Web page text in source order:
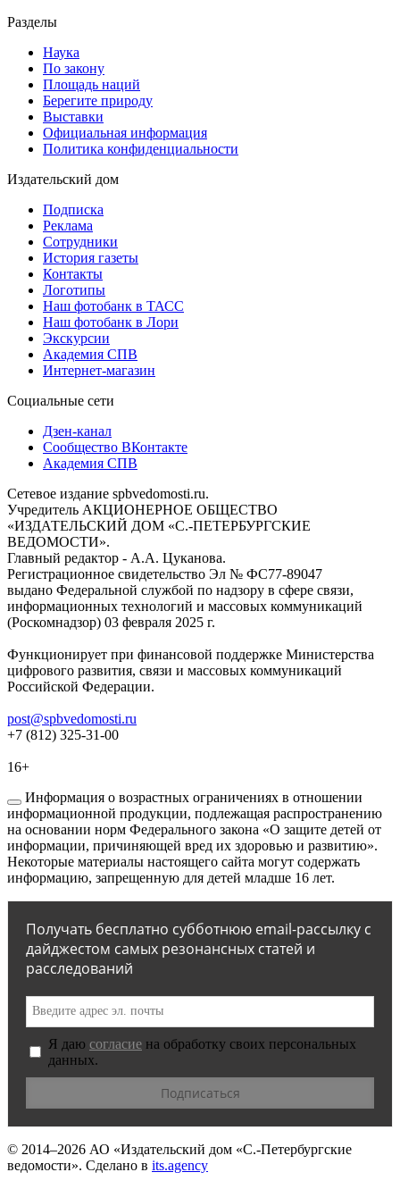
Разделы
Наука
По закону
Площадь наций
Берегите природу
Выставки
Официальная информация
Политика конфиденциальности
Издательский дом
Подписка
Реклама
Сотрудники
История газеты
Контакты
Логотипы
Наш фотобанк в ТАСС
Наш фотобанк в Лори
Экскурсии
Академия СПВ
Интернет-магазин
Социальные сети
Дзен-канал
Сообщество ВКонтакте
Академия СПВ
Сетевое издание spbvedomosti.ru.
Учредитель АКЦИОНЕРНОЕ ОБЩЕСТВО
«ИЗДАТЕЛЬСКИЙ ДОМ «С.-ПЕТЕРБУРГСКИЕ
ВЕДОМОСТИ».
Главный редактор - А.А. Цуканова.
Регистрационное свидетельство Эл № ФС77-89047
выдано Федеральной службой по надзору в сфере связи,
информационных технологий и массовых коммуникаций
(Роскомнадзор) 03 февраля 2025 г.
Функционирует при финансовой поддержке Министерства
цифрового развития, связи и массовых коммуникаций
Российской Федерации.
post@spbvedomosti.ru
+7 (812) 325-31-00
16+
Информация о возрастных ограничениях в отношении
информационной продукции, подлежащая распространению
на основании норм Федерального закона «О защите детей от
информации, причиняющей вред их здоровью и развитию».
Некоторые материалы настоящего сайта могут содержать
информацию, запрещенную для детей младше 16 лет.
Получать бесплатно субботнюю email-рассылку с
дайджестом самых резонансных статей и
расследований
Я даю согласие на обработку своих персональных
данных.
© 2014–2026 АО «Издательский дом «С.-Петербургские
ведомости». Сделано в its.agency